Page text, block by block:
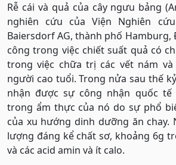
Rễ cái và quả của cây ngưu bảng
nghiên cứu của Viện Nghiên
Baiersdorf AG, thành phố
công trong việc chiết suất quả có
trong việc chữa trị các vết nám
người cao tuổi. Trong nửa sau thế
nhận được sự công nhận quốc tế
trong ẩm thực của nó do sự phổ
của xu hướng dinh dưỡng ăn chay.
lượng đáng kể chất sơ, khoảng 6g
và các acid amin và ít calo.